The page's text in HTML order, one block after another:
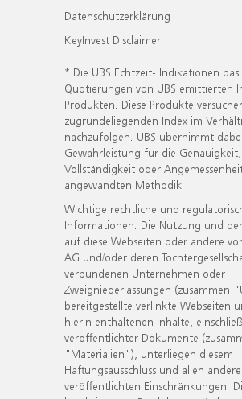
Datenschutzerklärung
KeyInvest Disclaimer
* Die UBS Echtzeit- Indikationen
Quotierungen von UBS emittierten
Produkten. Diese Produkte
zugrundeliegenden Index im
nachzufolgen. UBS übernimmt
Gewährleistung für die Genauigkeit,
Vollständigkeit oder
angewandten Methodik.
Wichtige rechtliche und
Informationen. Die Nutzung und
auf diese Webseiten oder andere
AG und/oder deren
verbundenen Unternehmen oder
Zweigniederlassungen (zusammen
bereitgestellte verlinkte Webseiten
hierin enthaltenen Inhalte,
veröffentlichter Dokumente
"Materialien"), unterliegen diesem
Haftungsausschluss und allen
veröffentlichten Einschränkungen.